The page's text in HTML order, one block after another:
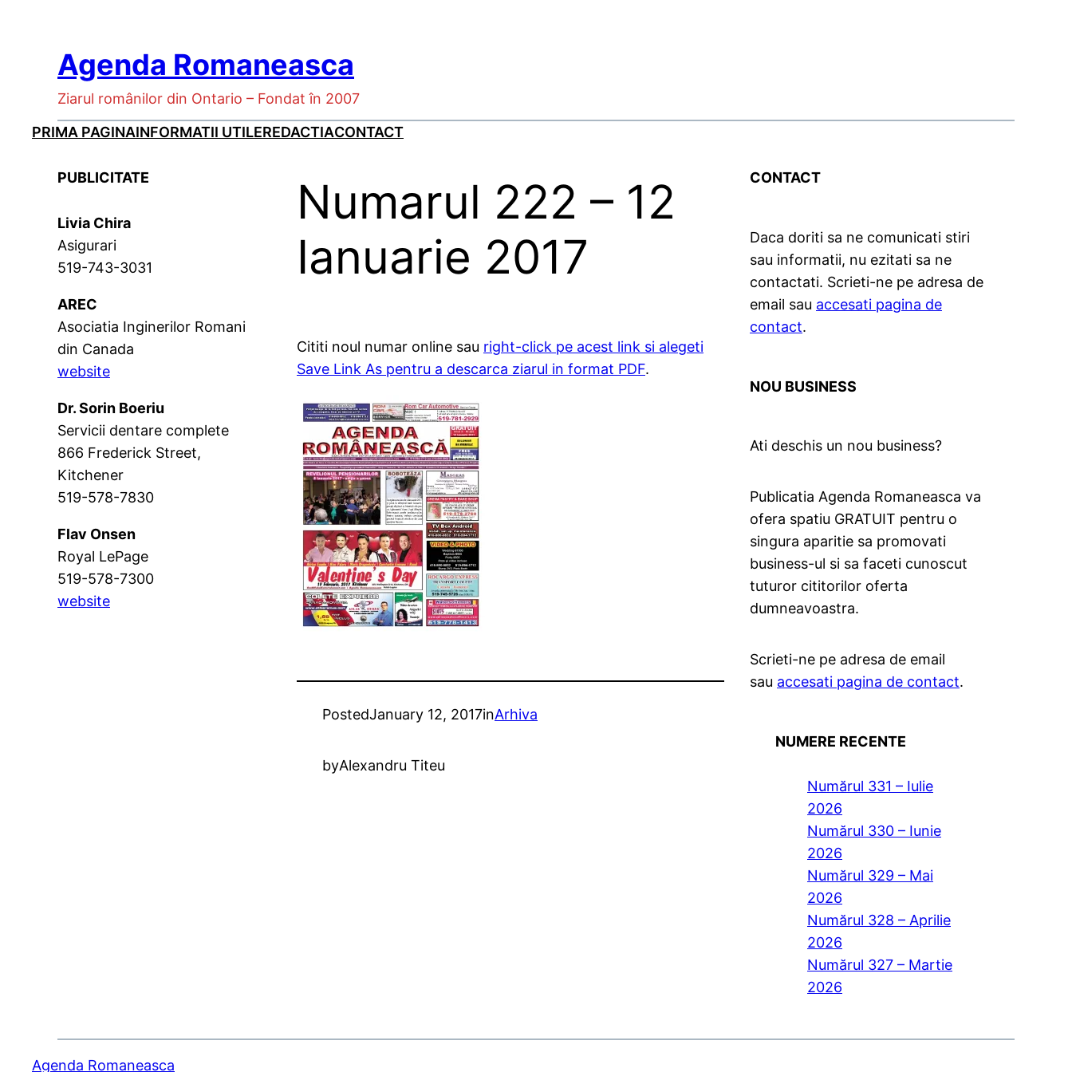
Agenda Romaneasca
Ziarul românilor din Ontario – Fondat în 2007
PRIMA PAGINAINFORMATII UTILEREDACTIACONTACT
PUBLICITATE
Livia Chira
Asigurari
519-743-3031
AREC
Asociatia Inginerilor Romani
din Canada
website
Dr. Sorin Boeriu
Servicii dentare complete
866 Frederick Street,
Kitchener
519-578-7830
Flav Onsen
Royal LePage
519-578-7300
website
Numarul 222 – 12
Ianuarie 2017
Cititi noul numar online sau right-click pe acest link si alegeti
Save Link As pentru a descarca ziarul in format PDF.
PostedJanuary 12, 2017inArhiva
byAlexandru Titeu
CONTACT
Daca doriti sa ne comunicati stiri
sau informatii, nu ezitati sa ne
contactati. Scrieti-ne pe adresa de
email sau accesati pagina de
contact.
NOU BUSINESS
Ati deschis un nou business?
Publicatia Agenda Romaneasca va
ofera spatiu GRATUIT pentru o
singura aparitie sa promovati
business-ul si sa faceti cunoscut
tuturor cititorilor oferta
dumneavoastra.
Scrieti-ne pe adresa de email
sau accesati pagina de contact.
NUMERE RECENTE
Numărul 331 – Iulie
2026
Numărul 330 – Iunie
2026
Numărul 329 – Mai
2026
Numărul 328 – Aprilie
2026
Numărul 327 – Martie
2026
Agenda Romaneasca